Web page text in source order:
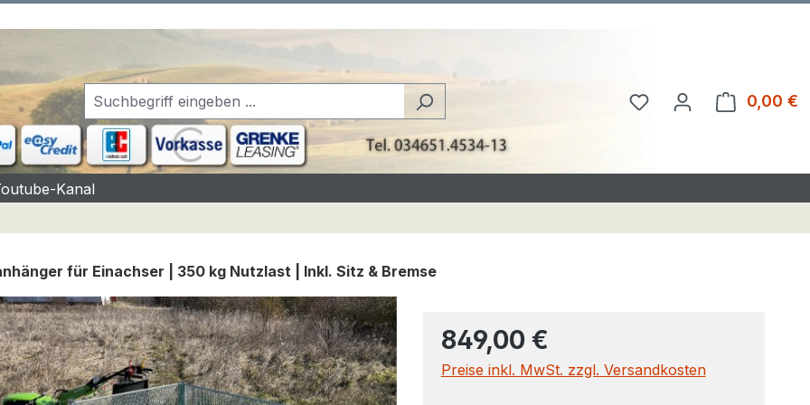
Du hast 0 Produkte
0,00 €
Kanal
für Einachser | 350 kg Nutzlast | Inkl. Sitz & Bremse
überspringen
849,00 €
Preise inkl. MwSt. zzgl. Versandkosten